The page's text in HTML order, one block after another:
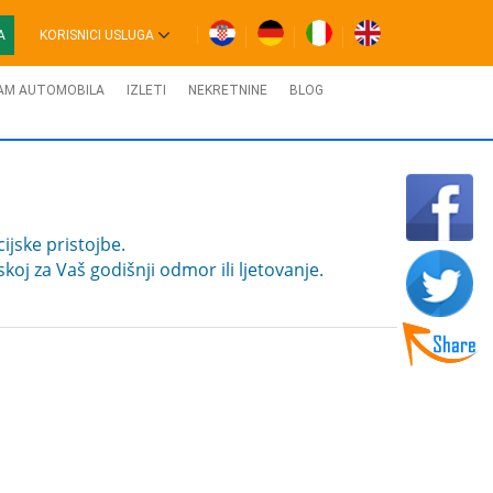
KORISNICI USLUGA
AUTOMOBILA IZLETI NEKRETNINE BLOG
pristojbe.
za Vaš godišnji odmor ili ljetovanje.